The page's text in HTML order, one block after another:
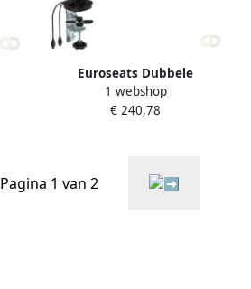
Euroseats Dubbele
monitorarm Zwart
1 webshop
€ 240,78
Pagina 1 van 2